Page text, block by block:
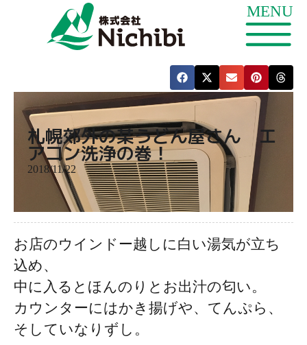
札幌郊外の某うどん屋さん エ
アコン洗浄の巻！
2018/11/22
お店のウインドー越しに白い湯気が立ち
込め、
中に入るとほんのりとお出汁の匂い。
カウンターにはかき揚げや、てんぷら、
そしていなりずし。